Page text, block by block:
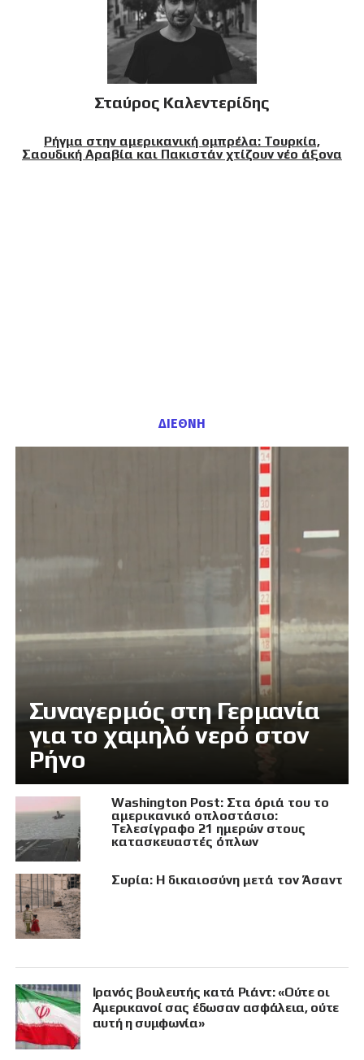
Σταύρος Καλεντερίδης
Ρήγμα στην αμερικανική ομπρέλα: Τουρκία,
Σαουδική Αραβία και Πακιστάν χτίζουν νέο άξονα
ΔΙΕΘΝΗ
Συναγερμός στη Γερμανία
για το χαμηλό νερό στον
Ρήνο
Washington Post: Στα όριά του το
αμερικανικό οπλοστάσιο:
Τελεσίγραφο 21 ημερών στους
κατασκευαστές όπλων
Συρία: Η δικαιοσύνη μετά τον Άσαντ
Ιρανός βουλευτής κατά Ριάντ: «Ούτε οι
Αμερικανοί σας έδωσαν ασφάλεια, ούτε
αυτή η συμφωνία»